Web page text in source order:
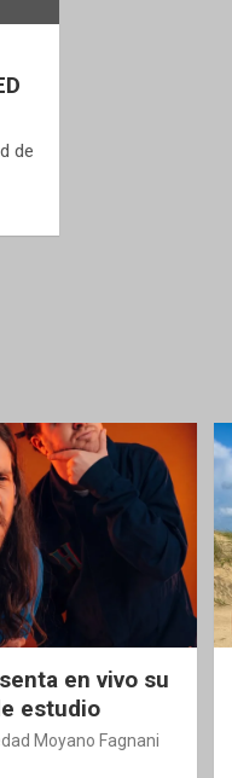
de
en vivo su
estudio
Moyano Fagnani